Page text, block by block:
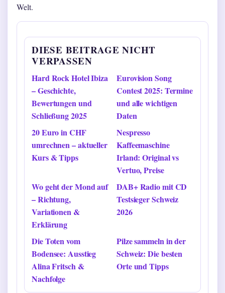
Welt.
DIESE BEITRAGE NICHT
VERPASSEN
Hard Rock Hotel Ibiza
– Geschichte,
Bewertungen und
Schließung 2025
Eurovision Song
Contest 2025: Termine
und alle wichtigen
Daten
20 Euro in CHF
umrechnen – aktueller
Kurs & Tipps
Nespresso
Kaffeemaschine
Irland: Original vs
Vertuo, Preise
Wo geht der Mond auf
– Richtung,
Variationen &
Erklärung
DAB+ Radio mit CD
Testsieger Schweiz
2026
Die Toten vom
Bodensee: Ausstieg
Alina Fritsch &
Nachfolge
Pilze sammeln in der
Schweiz: Die besten
Orte und Tipps